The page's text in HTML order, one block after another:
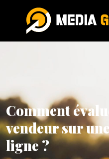
Comment
vendeur sur
ligne ?